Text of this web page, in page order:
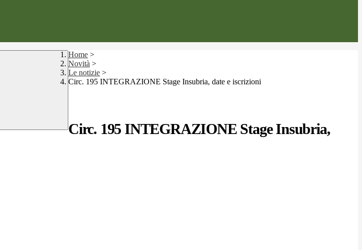
Home >
Novità >
Le notizie >
Circ. 195 INTEGRAZIONE Stage Insubria, date e iscrizioni
Circ. 195 INTEGRAZIONE Stage Insubria,